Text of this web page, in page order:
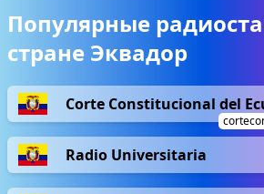
Популярные
стране Эквадор
Corte Constitucional del
Radio Universitaria